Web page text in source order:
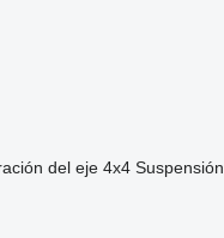
del eje 4x4 Suspensión